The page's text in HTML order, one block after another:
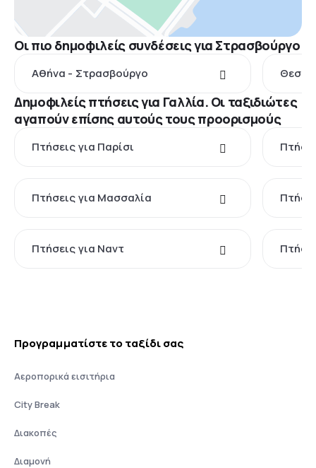
Οι πιο δημοφιλείς συνδέσεις για Στρασβούργο
Αθήνα - Στρασβούργο
Δημοφιλείς πτήσεις για Γαλλία. Οι ταξιδιώτες
αγαπούν επίσης αυτούς τους προορισμούς
Πτήσεις για Παρίσι
Πτήσεις για Μασσαλία
Πτήσεις για Ναντ
Προγραμματίστε το ταξίδι σας
Αεροπορικά εισιτήρια
City Break
Διακοπές
Διαμονή